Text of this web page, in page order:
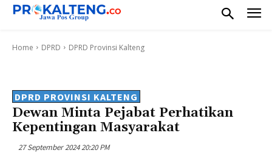
Home DPRD DPRD Provinsi Kalteng
DPRD PROVINSI KALTENG
Dewan Minta Pejabat Perhatikan
Kepentingan Masyarakat
27 September 2024 20:20 PM